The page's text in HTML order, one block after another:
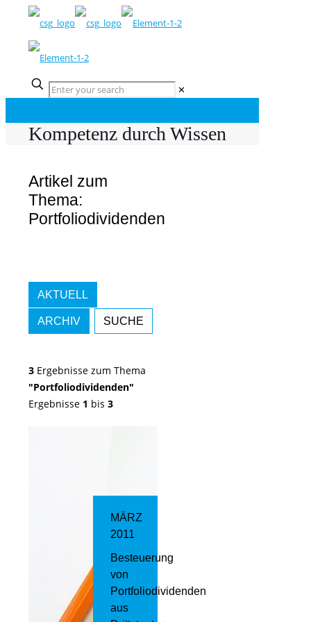
✕
Kompetenz durch Wissen
Artikel zum
Thema:
Portfoliodividenden
AKTUELL
ARCHIV SUCHE
3 Ergebnisse zum Thema
"Portfoliodividenden"
Ergebnisse 1 bis 3
MÄRZ
2011
Besteuerung
von
Portfoliodividenden
aus